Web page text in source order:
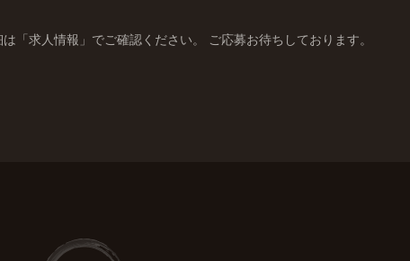
「求人情報」でご確認ください。 ご応募お待ちしております。